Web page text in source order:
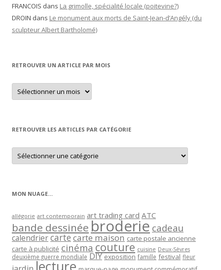
FRANCOIS dans La grimolle, spécialité locale (poitevine?)
DROIN dans Le monument aux morts de Saint-Jean-d’Angély (du
sculpteur Albert Bartholomé)
RETROUVER UN ARTICLE PAR MOIS
Retrouver
un
article
RETROUVER LES ARTICLES PAR CATÉGORIE
Retrouver
les
articles
MON NUAGE…
allégorie art contemporain art trading card ATC
bande dessinée broderie cadeau
calendriercartecarte maison carte postale ancienne
carte à publicité cinéma couture cuisine Deux-Sèvres
deuxième guerre mondiale DIY exposition famille festival fleur